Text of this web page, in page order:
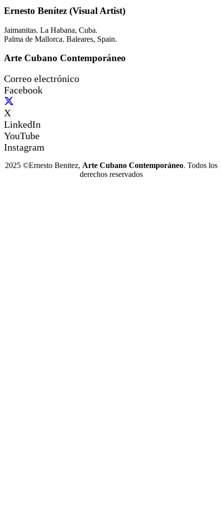
Ernesto Benítez (Visual Artist)
Jaimanitas. La Habana, Cuba.
Palma de Mallorca. Baleares, Spain.
Arte Cubano Contemporáneo
Correo electrónico
Facebook
X
LinkedIn
YouTube
Instagram
2025 ©Ernesto Benitez, Arte Cubano Contemporáneo. Todos los
derechos reservados